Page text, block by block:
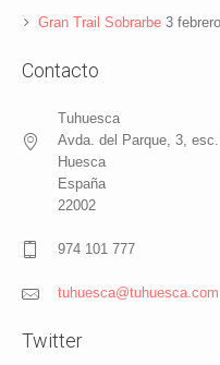
Gran Trail Sobrarbe 3
Contacto
Tuhuesca
Avda. del Parque, 3,
Huesca
España
22002
974 101 777
tuhuesca@tuhuesca.com
Twitter